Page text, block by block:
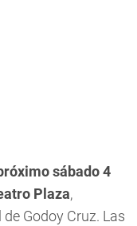
sábado 4
Plaza,
Godoy Cruz. Las